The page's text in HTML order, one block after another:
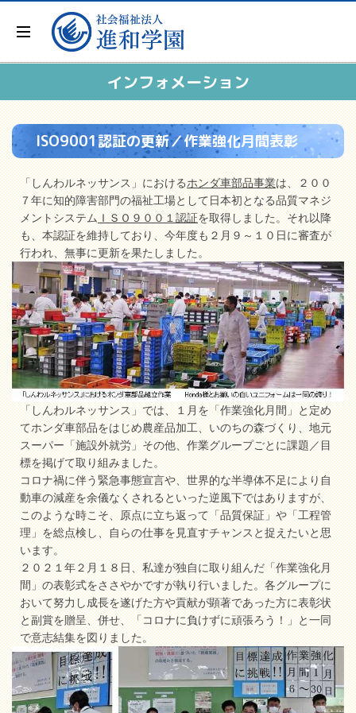
インフォメーション
ISO9001認証の更新／作業強化月間表彰
「しんわルネッサンス」におけるホンダ車部品事業は、２００
７年に知的障害部門の福祉工場として日本初となる品質マネジ
メントシステムＩＳＯ９００１認証を取得しました。それ以降
も、本認証を維持しており、今年度も２月９～１０日に審査が
行われ、無事に更新を果たしました。
「しんわルネッサンス」では、１月を「作業強化月間」と定め
てホンダ車部品をはじめ農産品加工、いのちの森づくり、地元
スーパー「施設外就労」その他、作業グループごとに課題／目
標を掲げて取り組みました。
コロナ禍に伴う緊急事態宣言や、世界的な半導体不足により自
動車の減産を余儀なくされるといった逆風下ではありますが、
このような時こそ、原点に立ち返って「品質保証」や「工程管
理」を総点検し、自らの仕事を見直すチャンスと捉えたいと思
います。
２０２１年２月１８日、私達が独自に取り組んだ「作業強化月
間」の表彰式をささやかですが執り行いました。各グループに
おいて努力し成長を遂げた方や貢献が顕著であった方に表彰状
と副賞を贈呈、併せ、「コロナに負けずに頑張ろう！」と一同
で意志結集を図りました。